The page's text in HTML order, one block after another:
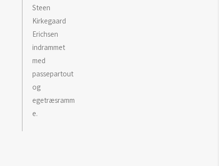
Steen
Kirkegaard
Erichsen
indrammet
med
passepartout
og
egetræsramm
e.